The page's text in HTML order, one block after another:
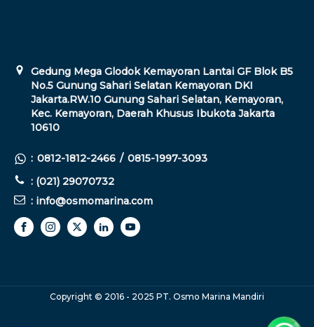
Gedung Mega Glodok Kemayoran Lantai GF Blok B5
No.5 Gunung Sahari Selatan Kemayoran DKI
Jakarta.RW.10 Gunung Sahari Selatan, Kemayoran,
Kec. Kemayoran, Daerah Khusus Ibukota Jakarta
10610
: 0812-1812-2466 / 0815-1997-3093
: (021) 29070732
: info@osmomarina.com
Copyright © 2016 - 2025 PT. Osmo Marina Mandiri